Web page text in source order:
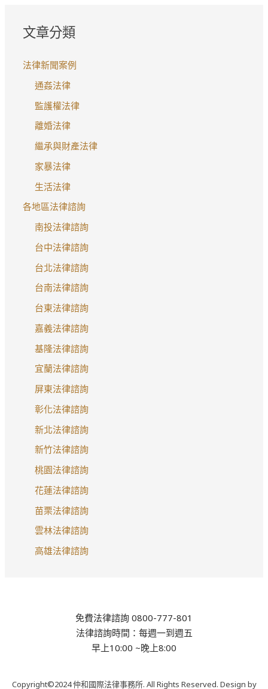
文章分類
法律新聞案例
通姦法律
監護權法律
離婚法律
繼承與財產法律
家暴法律
生活法律
各地區法律諮詢
南投法律諮詢
台中法律諮詢
台北法律諮詢
台南法律諮詢
台東法律諮詢
嘉義法律諮詢
基隆法律諮詢
宜蘭法律諮詢
屏東法律諮詢
彰化法律諮詢
新北法律諮詢
新竹法律諮詢
桃園法律諮詢
花蓮法律諮詢
苗栗法律諮詢
雲林法律諮詢
高雄法律諮詢
免費法律諮詢 0800-777-801
法律諮詢時間：每週一到週五
早上10:00 ~晚上8:00
Copyright©2024 仲和國際法律事務所. All Rights Reserved. Design by